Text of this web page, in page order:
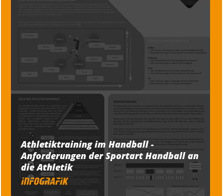
Athletiktraining im Handball -
Anforderungen der Sportart Handball an
die Athletik